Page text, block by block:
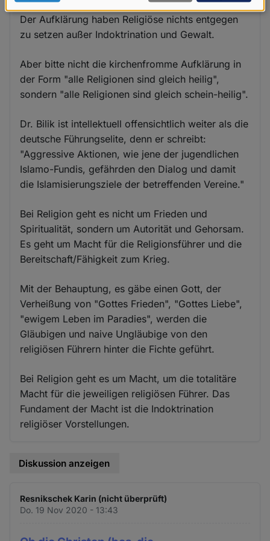
Aufklärung zu begegnen.
Der Aufklärung haben Religiöse nichts entgegen
zu setzen außer Indoktrination und Gewalt.
Aber bitte nicht die kirchenfromme Aufklärung in
der Form "alle Religionen sind gleich heilig",
sondern "alle Religionen sind gleich schein-heilig".
Dr. Bilik ist intellektuell offensichtlich weiter als die
deutsche Führungselite, denn er schreibt:
"Aggressive Aktionen, wie jene der jugendlichen
Islamo-Fundis, gefährden den Dialog und damit
die Islamisierungsziele der betreffenden Vereine."
Bei Religion geht es nicht um Frieden und
Spiritualität, sondern um Autorität und Gehorsam.
Es geht um Macht für die Religionsführer und die
Bereitschaft/Fähigkeit zum Krieg.
Mit der Behauptung, es gäbe einen Gott, der
Verheißung von "Gottes Frieden", "Gottes Liebe",
"ewigem Leben im Paradies", werden die
Gläubigen und naive Ungläubige von den
religiösen Führern hinter die Fichte geführt.
Bei Religion geht es um Macht, um die totalitäre
Macht für die jeweiligen religiösen Führer. Das
Fundament der Macht ist die Indoktrination
religiöser Vorstellungen.
Diskussion anzeigen
Resnikschek Karin (nicht überprüft)
Do. 19 Nov 2020 - 13:43
Daten
und